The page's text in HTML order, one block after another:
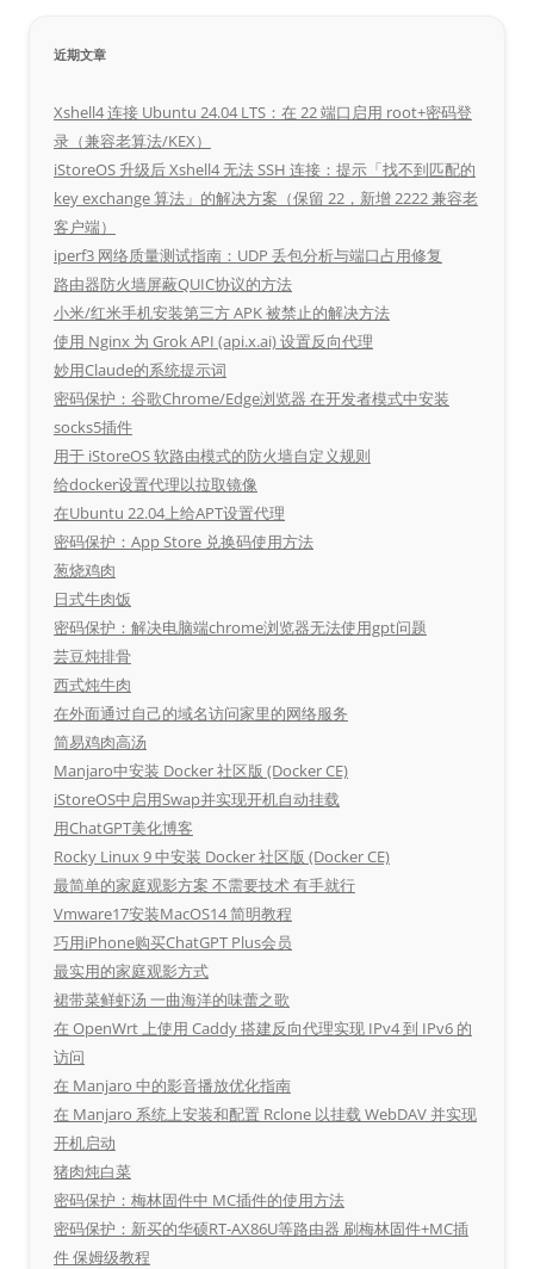
近期文章
Xshell4 连接 Ubuntu 24.04 LTS：在 22 端口启用 root+密码登
录（兼容老算法/KEX）
iStoreOS 升级后 Xshell4 无法 SSH 连接：提示「找不到匹配的
key exchange 算法」的解决方案（保留 22，新增 2222 兼容老
客户端）
iperf3 网络质量测试指南：UDP 丢包分析与端口占用修复
路由器防火墙屏蔽QUIC协议的方法
小米/红米手机安装第三方 APK 被禁止的解决方法
使用 Nginx 为 Grok API (api.x.ai) 设置反向代理
妙用Claude的系统提示词
密码保护：谷歌Chrome/Edge浏览器 在开发者模式中安装
socks5插件
用于 iStoreOS 软路由模式的防火墙自定义规则
给docker设置代理以拉取镜像
在Ubuntu 22.04上给APT设置代理
密码保护：App Store 兑换码使用方法
葱烧鸡肉
日式牛肉饭
密码保护：解决电脑端chrome浏览器无法使用gpt问题
芸豆炖排骨
西式炖牛肉
在外面通过自己的域名访问家里的网络服务
简易鸡肉高汤
Manjaro中安装 Docker 社区版 (Docker CE)
iStoreOS中启用Swap并实现开机自动挂载
用ChatGPT美化博客
Rocky Linux 9 中安装 Docker 社区版 (Docker CE)
最简单的家庭观影方案 不需要技术 有手就行
Vmware17安装MacOS14 简明教程
巧用iPhone购买ChatGPT Plus会员
最实用的家庭观影方式
裙带菜鲜虾汤 一曲海洋的味蕾之歌
在 OpenWrt 上使用 Caddy 搭建反向代理实现 IPv4 到 IPv6 的
访问
在 Manjaro 中的影音播放优化指南
在 Manjaro 系统上安装和配置 Rclone 以挂载 WebDAV 并实现
开机启动
猪肉炖白菜
密码保护：梅林固件中 MC插件的使用方法
密码保护：新买的华硕RT-AX86U等路由器 刷梅林固件+MC插
件 保姆级教程